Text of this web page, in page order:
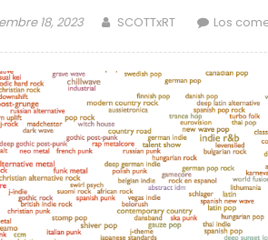
18, 2023 Author
SCOTTxRT Los